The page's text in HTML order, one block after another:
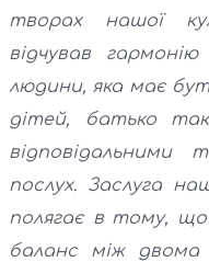
творах нашої
відчував
людини, яка має
дітей, батько
послух. Заслуга
полягає в тому, що
баланс між двома